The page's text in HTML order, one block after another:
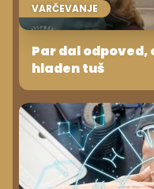
VARČEVANJE
Par dal
hladen tuš